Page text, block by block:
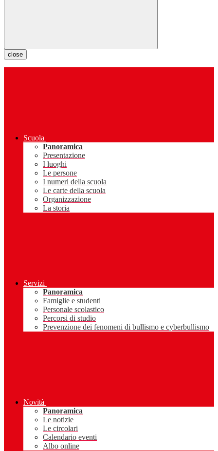
close
Scuola
Panoramica
Presentazione
I luoghi
Le persone
I numeri della scuola
Le carte della scuola
Organizzazione
La storia
Servizi
Panoramica
Famiglie e studenti
Personale scolastico
Percorsi di studio
Prevenzione dei fenomeni di bullismo e cyberbullismo
Novità
Panoramica
Le notizie
Le circolari
Calendario eventi
Albo online